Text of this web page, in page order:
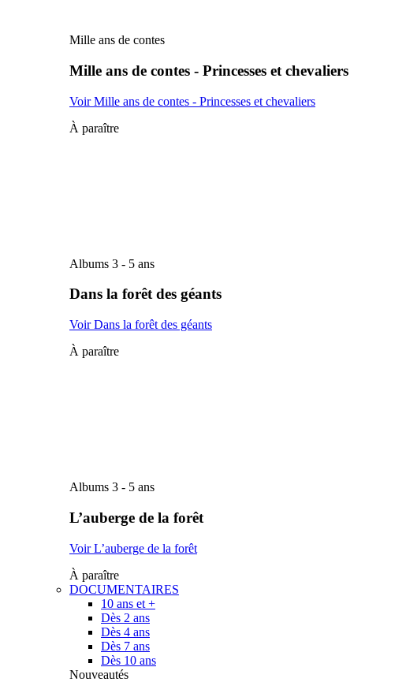
Mille ans de contes
Mille ans de contes - Princesses et chevaliers
Voir Mille ans de contes - Princesses et chevaliers
À paraître
Albums 3 - 5 ans
Dans la forêt des géants
Voir Dans la forêt des géants
À paraître
Albums 3 - 5 ans
L’auberge de la forêt
Voir L’auberge de la forêt
À paraître
DOCUMENTAIRES
10 ans et +
Dès 2 ans
Dès 4 ans
Dès 7 ans
Dès 10 ans
Nouveautés